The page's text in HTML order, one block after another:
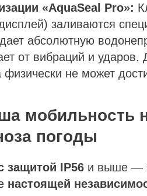
«AquaSeal Pro»:
заливаются
абсолютную
от вибраций и
не может
мобильность
погоды
защитой IP56 и выше —
настоящей